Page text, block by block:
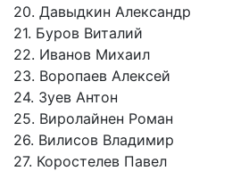
20. Давыдкин Александр
21. Буров Виталий
22. Иванов Михаил
23. Воропаев Алексей
24. Зуев Антон
25. Виролайнен Роман
26. Вилисов Владимир
27. Коростелев Павел